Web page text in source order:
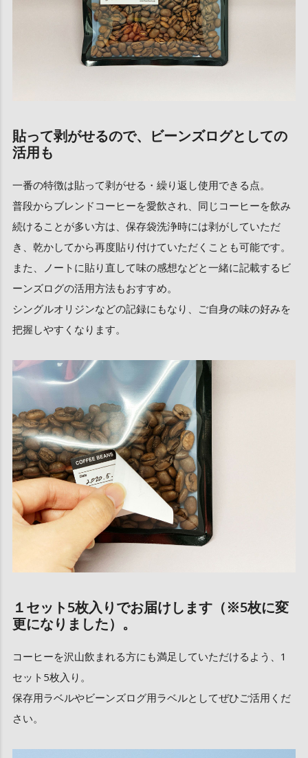
貼って剥がせるので、ビーンズログとしての
活用も
一番の特徴は貼って剥がせる・繰り返し使用できる点。
普段からブレンドコーヒーを愛飲され、同じコーヒーを飲み
続けることが多い方は、保存袋洗浄時には剥がしていただ
き、乾かしてから再度貼り付けていただくことも可能です。
また、ノートに貼り直して味の感想などと一緒に記載するビ
ーンズログの活用方法もおすすめ。
シングルオリジンなどの記録にもなり、ご自身の味の好みを
把握しやすくなります。
１セット5枚入りでお届けします（※5枚に変
更になりました）。
コーヒーを沢山飲まれる方にも満足していただけるよう、1
セット5枚入り。
保存用ラベルやビーンズログ用ラベルとしてぜひご活用くだ
さい。